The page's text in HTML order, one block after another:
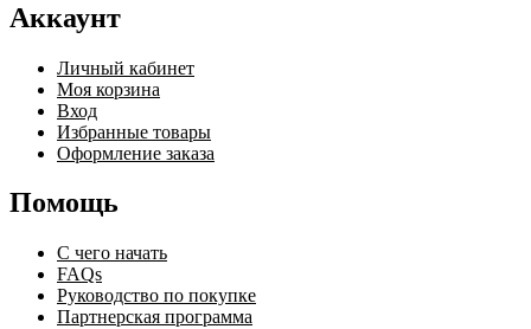
Аккаунт
Личный кабинет
Моя корзина
Вход
Избранные товары
Оформление заказа
Помощь
С чего начать
FAQs
Руководство по покупке
Партнерская программа